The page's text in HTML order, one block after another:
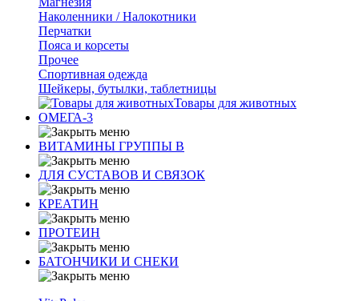
Наколенники / Налокотники
Перчатки
Пояса и корсеты
Прочее
Спортивная одежда
Шейкеры, бутылки, таблетницы
Товары для животных
ОМЕГА-3
ВИТАМИНЫ ГРУППЫ В
ДЛЯ СУСТАВОВ И СВЯЗОК
КРЕАТИН
ПРОТЕИН
БАТОНЧИКИ И СНЕКИ